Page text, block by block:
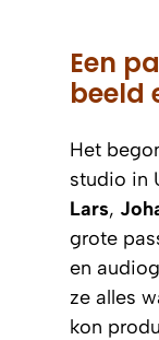
Een
beeld
Het
studio in
Lars,
grote
en
ze alles
kon